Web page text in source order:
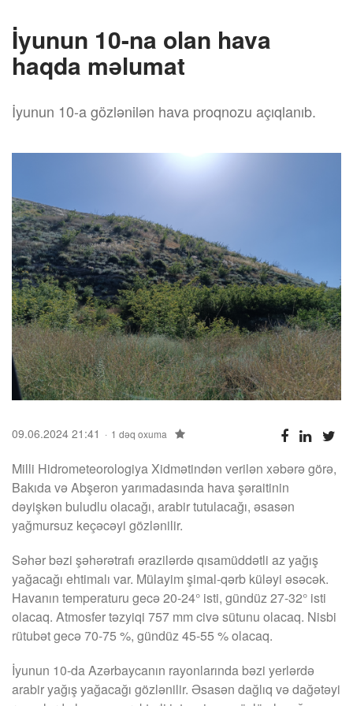
İyunun 10-na olan hava
haqda məlumat
İyunun 10-a gözlənilən hava proqnozu açıqlanıb.
09.06.2024 21:41 1 dəq oxuma
Milli Hidrometeorologiya Xidmətindən verilən xəbərə görə,
Bakıda və Abşeron yarımadasında hava şəraitinin
dəyişkən buludlu olacağı, arabir tutulacağı, əsasən
yağmursuz keçəcəyi gözlənilir.
Səhər bəzi şəhərətrafı ərazilərdə qısamüddətli az yağış
yağacağı ehtimalı var. Mülayim şimal-qərb küləyi əsəcək.
Havanın temperaturu gecə 20-24° isti, gündüz 27-32° isti
olacaq. Atmosfer təzyiqi 757 mm civə sütunu olacaq. Nisbi
rütubət gecə 70-75 %, gündüz 45-55 % olacaq.
İyunun 10-da Azərbaycanın rayonlarında bəzi yerlərdə
arabir yağış yağacağı gözlənilir. Əsasən dağlıq və dağətəyi